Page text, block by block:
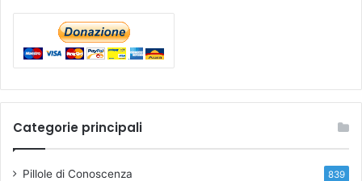
Categorie principali
Pillole di Conoscenza 839